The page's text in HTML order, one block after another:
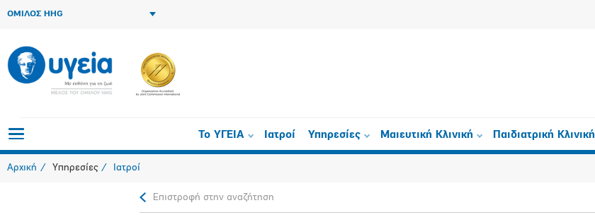
ΟΜΙΛΟΣ HHG
Το ΥΓΕΙΑ Ιατροί Υπηρεσίες Μαιευτική Κλινική Παιδιατρική Κλινική
Αρχική Υπηρεσίες Ιατροί
Επιστροφή στην αναζήτηση